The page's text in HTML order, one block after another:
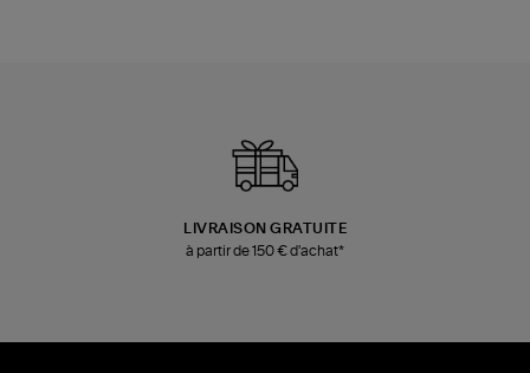
LIVRAISON GRATUITE
à partir de 150 € d'achat*